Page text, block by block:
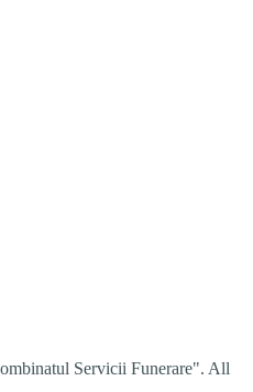
Servicii Funerare". All